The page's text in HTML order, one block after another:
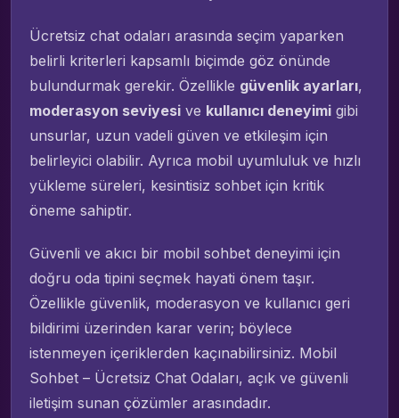
Ücretsiz chat odaları arasında seçim yaparken
belirli kriterleri kapsamlı biçimde göz önünde
bulundurmak gerekir. Özellikle güvenlik ayarları,
moderasyon seviyesi ve kullanıcı deneyimi gibi
unsurlar, uzun vadeli güven ve etkileşim için
belirleyici olabilir. Ayrıca mobil uyumluluk ve hızlı
yükleme süreleri, kesintisiz sohbet için kritik
öneme sahiptir.
Güvenli ve akıcı bir mobil sohbet deneyimi için
doğru oda tipini seçmek hayati önem taşır.
Özellikle güvenlik, moderasyon ve kullanıcı geri
bildirimi üzerinden karar verin; böylece
istenmeyen içeriklerden kaçınabilirsiniz. Mobil
Sohbet – Ücretsiz Chat Odaları, açık ve güvenli
iletişim sunan çözümler arasındadır.